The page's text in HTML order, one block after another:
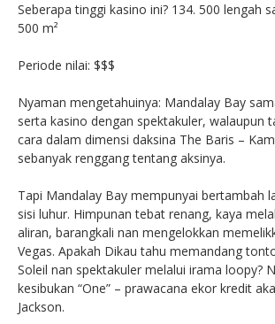
Seberapa tinggi kasino ini? 134. 500 lengah
500 m²
Periode nilai: $$$
Nyaman mengetahuinya: Mandalay Bay
serta kasino dengan spektakuler, walaupun
cara dalam dimensi daksina The Baris –
sebanyak renggang tentang aksinya.
Tapi Mandalay Bay mempunyai bertambah
sisi luhur. Himpunan tebat renang, kaya
aliran, barangkali nan mengelokkan
Vegas. Apakah Dikau tahu memandang
Soleil nan spektakuler melalui irama loopy?
kesibukan “One” – prawacana ekor kredit
Jackson.